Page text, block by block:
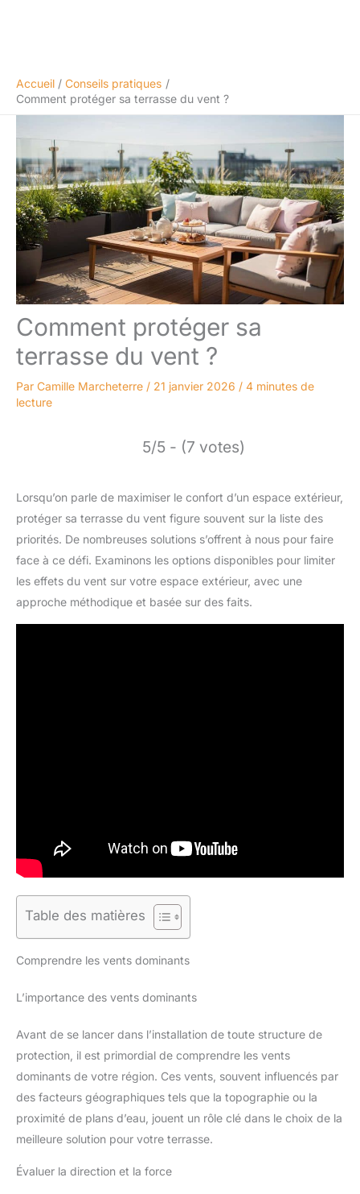
Accueil
Conseils pratiques
Comment protéger sa terrasse du vent ?
Comment protéger sa
terrasse du vent ?
Par Camille Marcheterre / 21 janvier 2026 / 4 minutes de
lecture
5/5 - (7 votes)
Lorsqu’on parle de maximiser le confort d’un espace extérieur,
protéger sa terrasse du vent figure souvent sur la liste des
priorités. De nombreuses solutions s’offrent à nous pour faire
face à ce défi. Examinons les options disponibles pour limiter
les effets du vent sur votre espace extérieur, avec une
approche méthodique et basée sur des faits.
Table des matières
Comprendre les vents dominants
L’importance des vents dominants
Avant de se lancer dans l’installation de toute structure de
protection, il est primordial de comprendre les vents
dominants de votre région. Ces vents, souvent influencés par
des facteurs géographiques tels que la topographie ou la
proximité de plans d’eau, jouent un rôle clé dans le choix de la
meilleure solution pour votre terrasse.
Évaluer la direction et la force